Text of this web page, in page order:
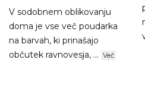
V sodobnem oblikovanju
doma je vse več poudarka
na barvah, ki prinašajo
občutek ravnovesja, ... Več